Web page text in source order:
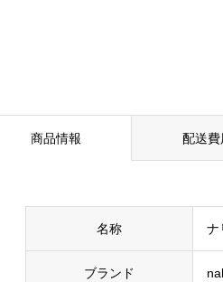
商品情報 配送費
名称 ナ
ブランド